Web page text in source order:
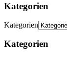
Kategorien
Kategorien
Kategorien